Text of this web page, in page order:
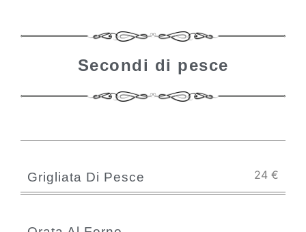
Secondi di pesce
Grigliata Di Pesce 24 €